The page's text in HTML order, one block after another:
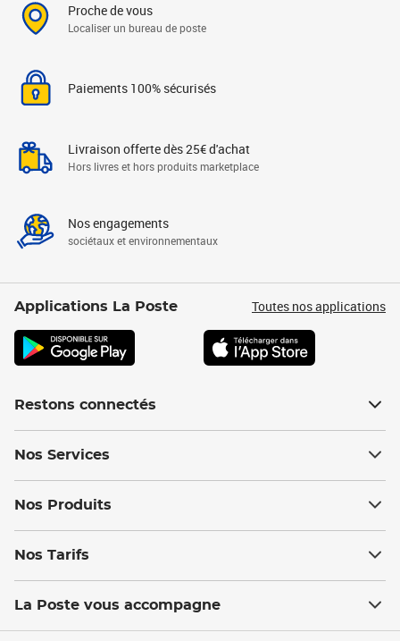
Proche de vous
Localiser un bureau de poste
Paiements 100% sécurisés
Livraison offerte dès 25€ d'achat
Hors livres et hors produits marketplace
Nos engagements
sociétaux et environnementaux
Applications La Poste Toutes nos applications
Restons connectés
Nos Services
Nos Produits
Nos Tarifs
La Poste vous accompagne